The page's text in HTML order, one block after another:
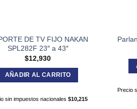
DE TV FIJO NAKAN
SPL282F 23″ a 43″
$12,930
AÑADIR AL CARRITO
sin impuestos nacionales $10,215
Precio